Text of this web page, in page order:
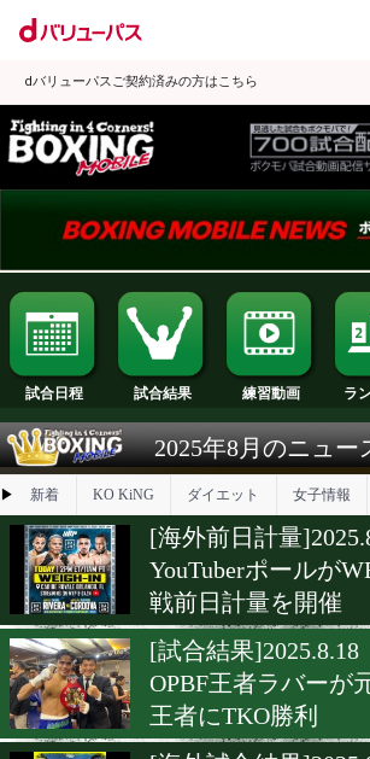
dバリューパスご契約済みの方はこちら
試合日程 試合結果 練習動画
2025年8月のニ
新着 KO KiNG ダイエット
[海外前日計量
YouTuberポ
戦前日計量を